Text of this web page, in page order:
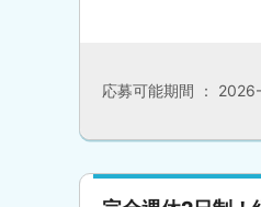
応募可能期間 ：